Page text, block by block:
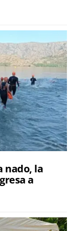
nado, la
a